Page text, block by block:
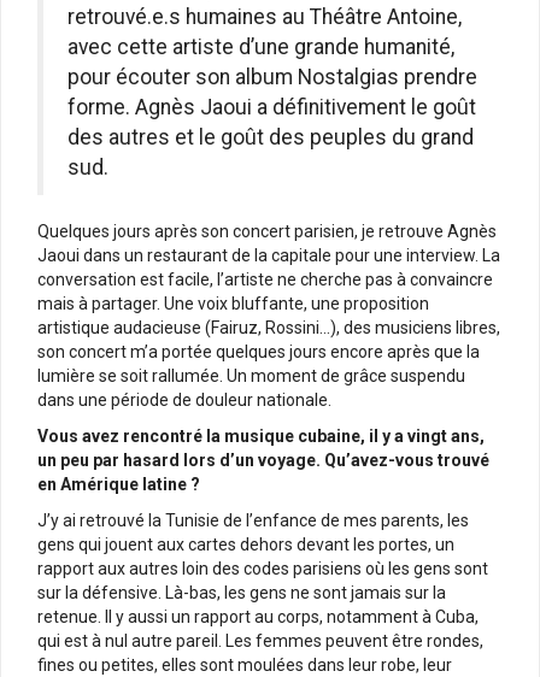
retrouvé.e.s humaines au Théâtre Antoine,
avec cette artiste d’une grande humanité,
pour écouter son album Nostalgias prendre
forme. Agnès Jaoui a définitivement le goût
des autres et le goût des peuples du grand
sud.
Quelques jours après son concert parisien, je retrouve Agnès
Jaoui dans un restaurant de la capitale pour une interview. La
conversation est facile, l’artiste ne cherche pas à convaincre
mais à partager. Une voix bluffante, une proposition
artistique audacieuse (Fairuz, Rossini…), des musiciens libres,
son concert m’a portée quelques jours encore après que la
lumière se soit rallumée. Un moment de grâce suspendu
dans une période de douleur nationale.
Vous avez rencontré la musique cubaine, il y a vingt ans,
un peu par hasard lors d’un voyage. Qu’avez-vous trouvé
en Amérique latine ?
J’y ai retrouvé la Tunisie de l’enfance de mes parents, les
gens qui jouent aux cartes dehors devant les portes, un
rapport aux autres loin des codes parisiens où les gens sont
sur la défensive. Là-bas, les gens ne sont jamais sur la
retenue. Il y aussi un rapport au corps, notamment à Cuba,
qui est à nul autre pareil. Les femmes peuvent être rondes,
fines ou petites, elles sont moulées dans leur robe, leur